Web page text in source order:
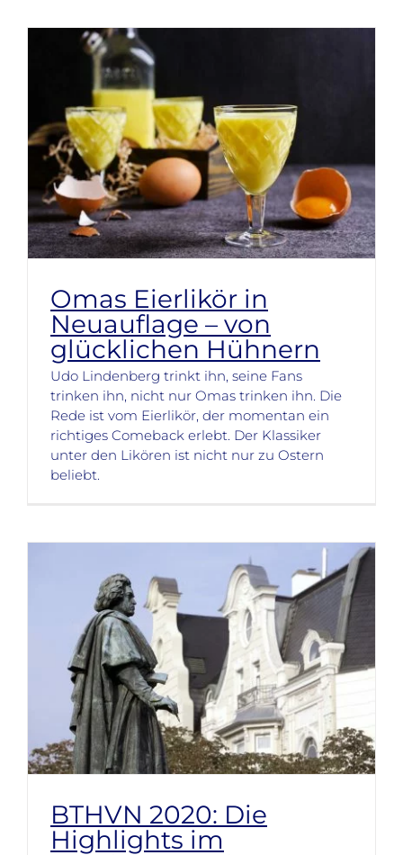
Omas Eierlikör in
Neuauflage – von
glücklichen Hühnern
Udo Lindenberg trinkt ihn, seine Fans
trinken ihn, nicht nur Omas trinken ihn. Die
Rede ist vom Eierlikör, der momentan ein
richtiges Comeback erlebt. Der Klassiker
unter den Likören ist nicht nur zu Ostern
beliebt.
BTHVN 2020: Die
Highlights im